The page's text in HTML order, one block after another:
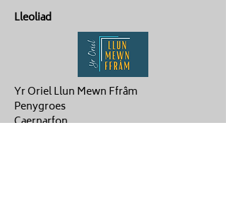
Lleoliad
Yr Oriel Llun Mewn Ffrâm
Penygroes
Caernarfon